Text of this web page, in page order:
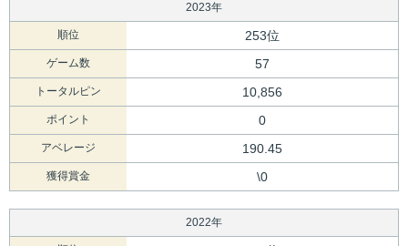
2023年
順位 253位
ゲーム数 57
トータルピン 10,856
ポイント 0
アベレージ 190.45
獲得賞金 \0
2022年